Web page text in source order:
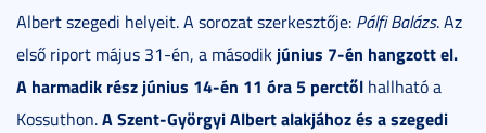
Albert szegedi helyeit. A sorozat szerkesztője: Pálfi Balázs. Az
első riport május 31-én, a második június 7-én hangzott el.
A harmadik rész június 14-én 11 óra 5 perctől hallható a
Kossuthon.A Szent-Györgyi Albert alakjához és a szegedi